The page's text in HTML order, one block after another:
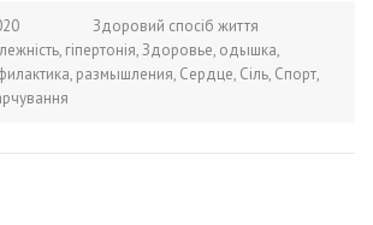
Здоровий спосіб життя
, гіпертонія,Здоровье, одышка,
, размышления, Сердце, Сіль, Спорт,